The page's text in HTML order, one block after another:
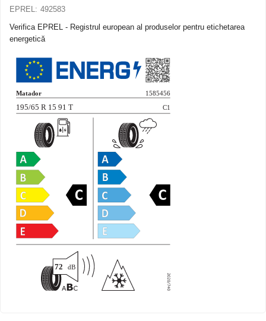
EPREL: 492583
Verifica EPREL - Registrul european al produselor pentru etichetarea
energetică